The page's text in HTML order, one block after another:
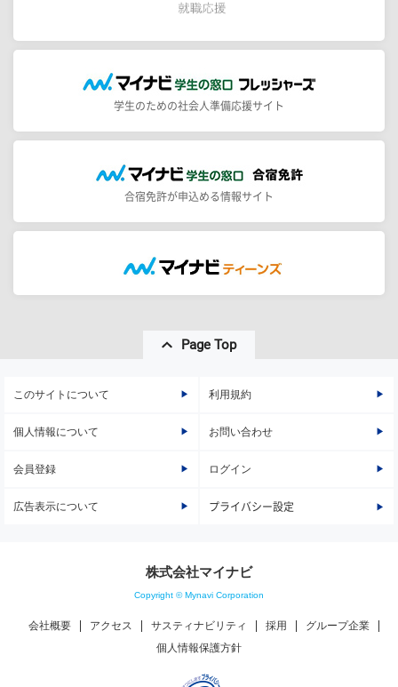
学生のための社会人準備応援サイト
合宿免許が申込める情報サイト
Page Top
このサイトについて 利用規約
個人情報について お問い合わせ
会員登録 ログイン
広告表示について プライバシー設定
株式会社マイナビ
Copyright © Mynavi Corporation
会社概要 アクセス サスティナビリティ 採用
グループ企業
個人情報保護方針